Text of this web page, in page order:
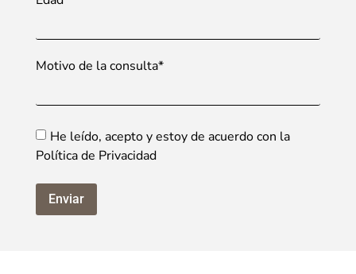
Motivo de la consulta*
He leído, acepto y estoy de acuerdo con la
Política de Privacidad
Enviar